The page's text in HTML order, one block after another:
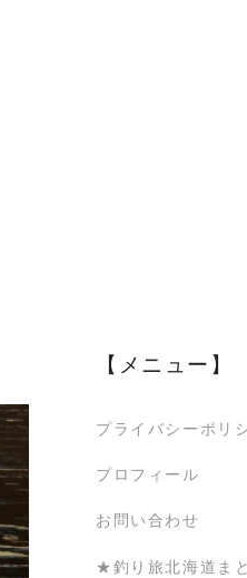
【メニュー】
プライバシーポリ
プロフィール
お問い合わせ
★釣り旅北海道ま